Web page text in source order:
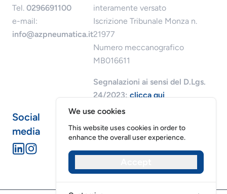
Tel. 0296691100
e-mail:
info@azpneumatica.it
interamente versato
Iscrizione Tribunale Monza n.
21977
Numero meccanografico
MB016611
Segnalazioni ai sensi del D.Lgs.
24/2023:clicca qui
Social
media
Riservatezza dei datiCookies
We use cookies
This website uses cookies in order to
enhance the overall user experience.